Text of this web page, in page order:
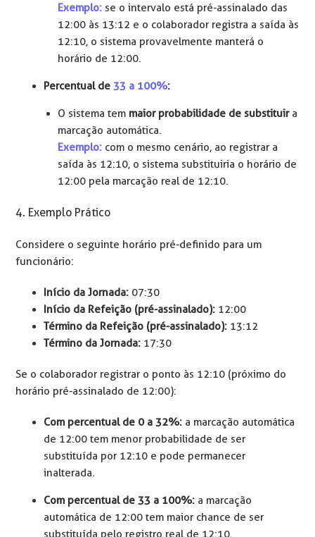
Exemplo: se o intervalo está pré-assinalado das
12:00 às 13:12 e o colaborador registra a saída às
12:10, o sistema provavelmente manterá o
horário de 12:00.
Percentual de 33 a 100%:
O sistema tem maior probabilidade de substituira
marcação automática.
Exemplo: com o mesmo cenário, ao registrar a
saída às 12:10, o sistema substituiria o horário de
12:00 pela marcação real de 12:10.
4. Exemplo Prático
Considere o seguinte horário pré-definido para um
funcionário:
Início da Jornada: 07:30
Início da Refeição (pré-assinalado): 12:00
Término da Refeição (pré-assinalado): 13:12
Término da Jornada: 17:30
Se o colaborador registrar o ponto às 12:10 (próximo do
horário pré-assinalado de 12:00):
Com percentual de 0 a 32%: a marcação automática
de 12:00 tem menor probabilidade de ser
substituída por 12:10 e pode permanecer
inalterada.
Com percentual de 33 a 100%: a marcação
automática de 12:00 tem maior chance de ser
substituída pelo registro real de 12:10.